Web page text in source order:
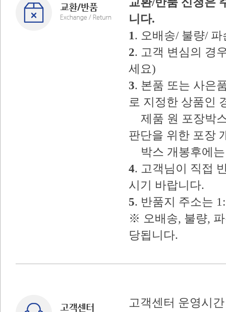
니다.
1. 오배송/ 불량/
2. 고객 변심의 경
세요)
3. 본품 또는 사은
로 지정한 상품인
제품 원 포장박
판단을 위한 포장
박스 개봉후에는
4. 고객님이 직접
시기 바랍니다.
5. 반품지 주소는
※ 오배송, 불량,
당됩니다.
고객센터 운영시